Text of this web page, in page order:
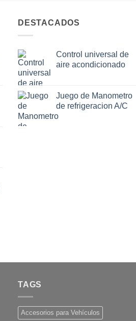
DESTACADOS
Control universal de
aire acondicionado
Juego de Manometro
de refrigeracion A/C
TAGS
Accesorios para Vehículos